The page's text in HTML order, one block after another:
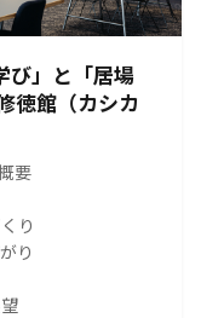
び」と「居場
館（カシカ
要
り
り